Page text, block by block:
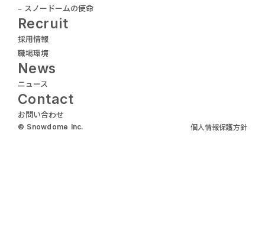
– スノードームの使命
Recruit
採用情報
職場環境
News
ニュース
Contact
お問い合わせ
© Snowdome Inc. 個人情報保護方針